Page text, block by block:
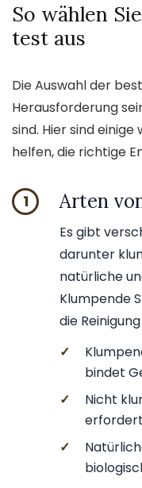
So wählen
test aus
Die Auswahl der
Herausforderung
sind. Hier sind
helfen, die richtige
1 Arten
Es gibt
darunter
natürliche
Klumpende
die
✓
bindet
✓
Nicht
✓